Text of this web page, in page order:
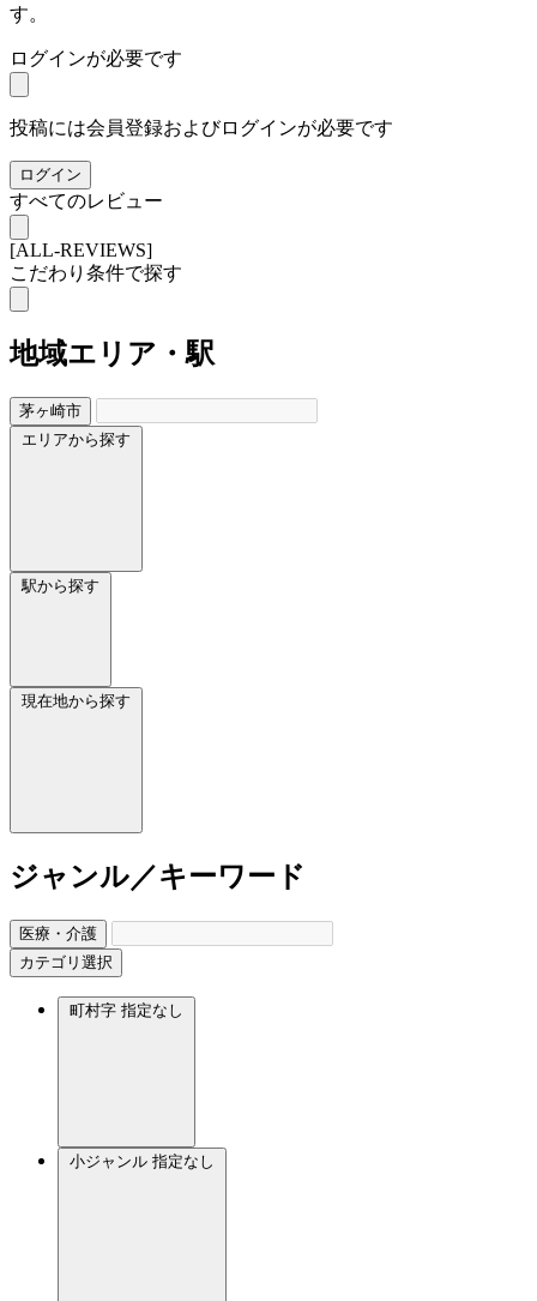
す。
ログインが必要です
投稿には会員登録およびログインが必要です
ログイン
すべてのレビュー
[ALL-REVIEWS]
こだわり条件で探す
地域エリア・駅
茅ヶ崎市
エリアから探す
駅から探す
現在地から探す
ジャンル／キーワード
医療・介護
カテゴリ選択
町村字 指定なし
小ジャンル 指定なし